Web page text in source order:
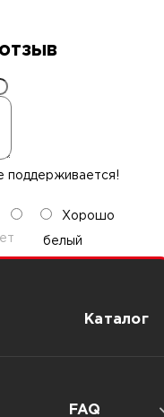
поддерживается!
Хорошо
белый
Каталог
FAQ